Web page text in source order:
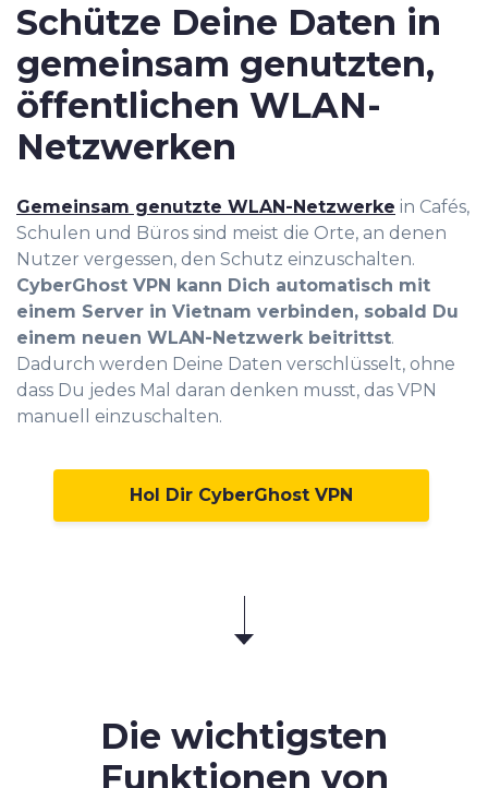
Gemeinsam genutzte WLAN-Netzwerke in Cafés,
Schulen und Büros sind meist die Orte, an denen
Nutzer vergessen, den Schutz einzuschalten.
CyberGhost VPN kann Dich automatisch mit
einem Server in Vietnam verbinden, sobald Du
einem neuen WLAN-Netzwerk beitrittst.
Dadurch werden Deine Daten verschlüsselt, ohne
dass Du jedes Mal daran denken musst, das VPN
manuell einzuschalten.
Hol Dir CyberGhost VPN
Schütze Deine Daten in
gemeinsam genutzten,
öffentlichen WLAN-
Netzwerken
Die wichtigsten
Funktionen von